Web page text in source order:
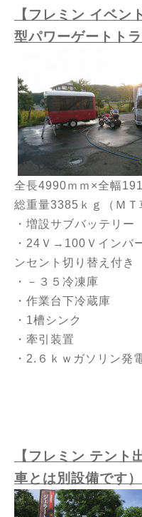
【フレミン イベ
型パワーゲートトラ
全長4990ｍｍ×全幅
総重量3385ｋｇ（Ｍ
・増設サブバッテリー
・24Ｖ→100Ｖインバ
ンセント切り替え付き
・－３５冷凍庫
・作業台下冷蔵庫
・1槽シンク
・牽引装置
・2.６ｋｗガソリン発
【フレミン テン
車とは別設備です）